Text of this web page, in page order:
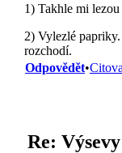
1) Takhle mi
2) Vylezlé
rozchodí.
Odpovědět•
Re: